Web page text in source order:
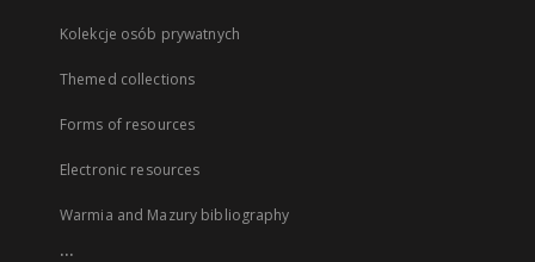
Kolekcje osób prywatnych
Themed collections
Forms of resources
Electronic resources
Warmia and Mazury bibliography
...